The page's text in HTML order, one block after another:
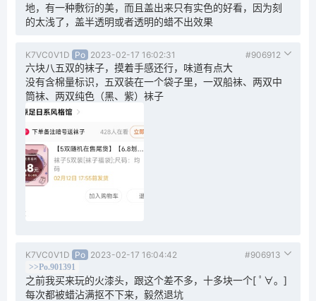
地，有一种敷衍的美，而且盖出来只有实色的好看，因为刻
的太浅了，盖半透明或者透明的蜡不出效果
K7VC0V1D Po 2023-02-17 16:02:31 #906912
六块八五双的袜子，摸着手感还行，味道有点大
没有含棉量标识，五双装在一个袋子里，一双船袜、两双中
筒袜、两双纯色（黑、紫）袜子
K7VC0V1D Po 2023-02-17 16:04:42 #906913
>>Po.901391
之前我买来玩的火漆头，跟这个差不多，十多块一个[ ﾟ∀。]
每次都被蜡沾满抠不下来，毅然退坑